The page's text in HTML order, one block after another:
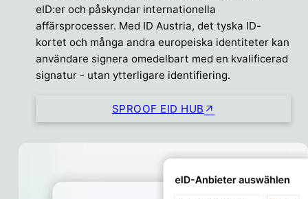
eID:er och påskyndar internationella
affärsprocesser. Med ID Austria, det tyska ID-
kortet och många andra europeiska identiteter kan
användare signera omedelbart med en kvalificerad
signatur - utan ytterligare identifiering.
SPROOF EID HUB